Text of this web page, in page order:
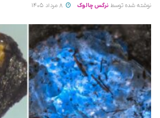
نوشته شده توسط نرگس چالوک